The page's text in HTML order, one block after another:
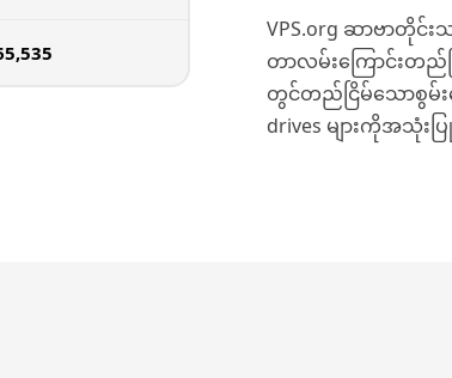
VPS.org ဆာဗာတိုင်
တာလမ်းကြောင်းတ
တွင်တည်ငြိမ်သောစွမ်း
drives များကိုအသုံး